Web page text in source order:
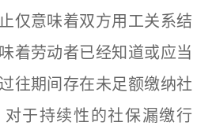
仅意味着双方用工关系结
着劳动者已经知道或应当
往期间存在未足额缴纳社
于持续性的社保漏缴行